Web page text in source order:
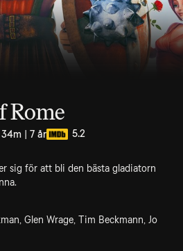
Rome
| 7 år 5.2
sig för att bli den bästa gladiatorn
Glen Wrage, Tim Beckmann, Jo